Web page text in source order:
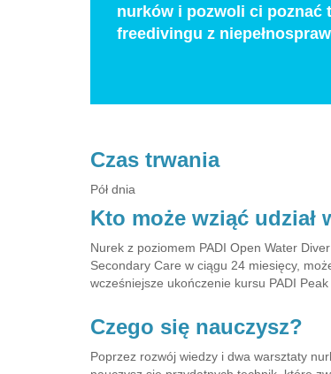
nurków i pozwoli ci poznać
freedivingu z
Czas trwania
Pół dnia
Kto może wziąć udział
Nurek z poziomem PADI Open Water
Secondary Care w ciągu 24 miesięcy,
wcześniejsze ukończenie kursu PADI
Czego się nauczysz?
Poprzez rozwój wiedzy i dwa warsztaty